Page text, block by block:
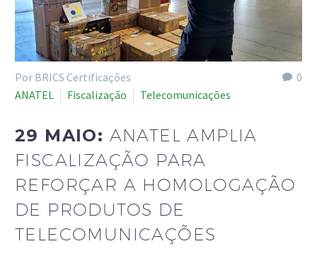
0
Por BRICS Certificações
ANATEL
Fiscalização Telecomunicações
29 MAIO: ANATEL AMPLIA
FISCALIZAÇÃO PARA
REFORÇAR A HOMOLOGAÇÃO
DE PRODUTOS DE
TELECOMUNICAÇÕES